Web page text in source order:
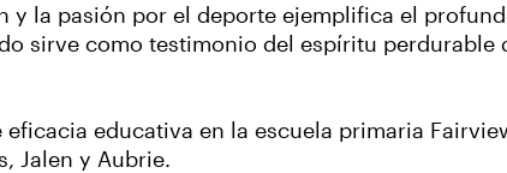
la pasión por el deporte ejemplifica el
sirve como testimonio del espíritu perdurable
educativa en la escuela primaria
Jalen y Aubrie.